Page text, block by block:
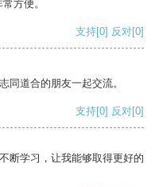
方便。
支持[0] 反对[0]
同道合的朋友一起交流。
支持[0] 反对[0]
断学习，让我能够取得更好的